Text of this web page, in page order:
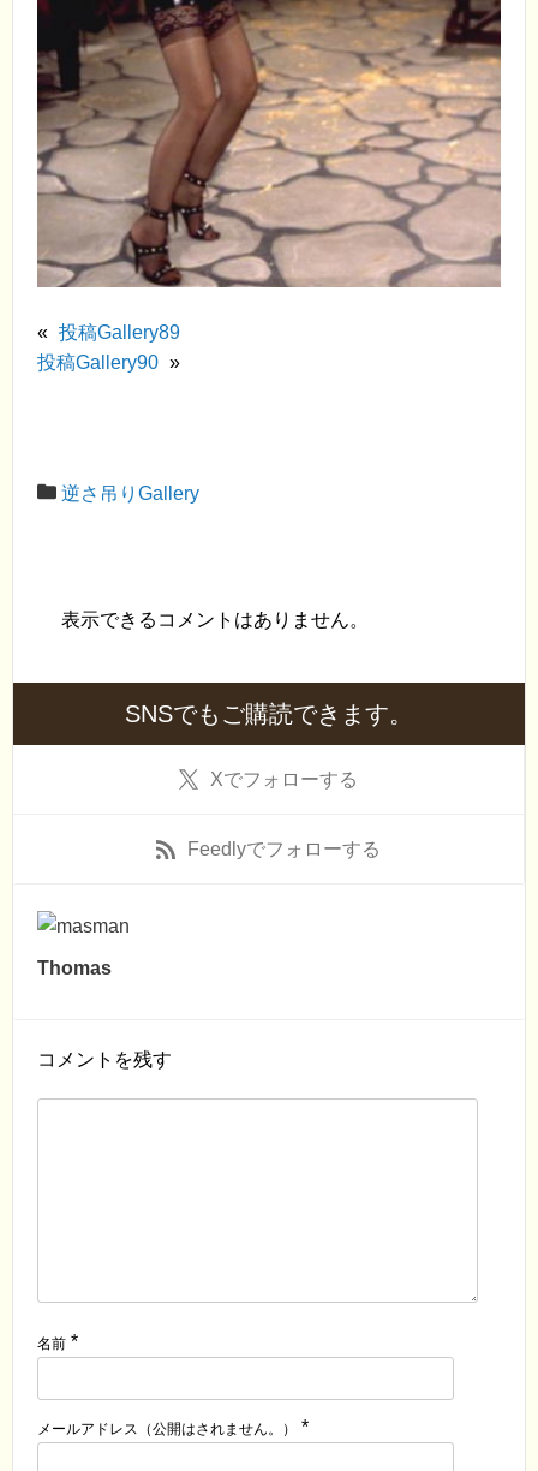
« 投稿Gallery89
投稿Gallery90 »
逆さ吊りGallery
表示できるコメントはありません。
SNSでもご購読できます。
Xでフォローする
Feedlyでフォローする
Thomas
コメントを残す
名前 *
メールアドレス（公開はされません。） *